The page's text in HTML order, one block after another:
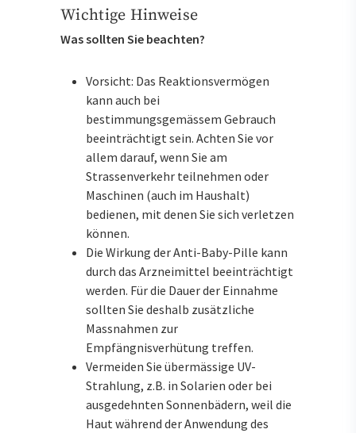
Wichtige Hinweise
Was sollten Sie beachten?
Vorsicht: Das Reaktionsvermögen
kann auch bei
bestimmungsgemässem Gebrauch
beeinträchtigt sein. Achten Sie vor
allem darauf, wenn Sie am
Strassenverkehr teilnehmen oder
Maschinen (auch im Haushalt)
bedienen, mit denen Sie sich verletzen
können.
Die Wirkung der Anti-Baby-Pille kann
durch das Arzneimittel beeinträchtigt
werden. Für die Dauer der Einnahme
sollten Sie deshalb zusätzliche
Massnahmen zur
Empfängnisverhütung treffen.
Vermeiden Sie übermässige UV-
Strahlung, z.B. in Solarien oder bei
ausgedehnten Sonnenbädern, weil die
Haut während der Anwendung des